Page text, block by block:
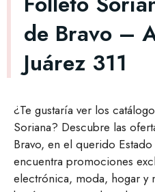
de Bravo –
Juárez 311
¿Te gustaría ver los
Soriana? Descubre las
Bravo, en el querido
encuentra promociones
electrónica, moda, hogar y